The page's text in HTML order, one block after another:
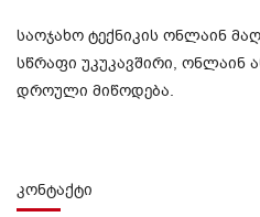
საოჯახო ტექნიკის ონლაინ
სწრაფი უკუკავშირი, ონლაინ
დროული მიწოდება.
კონტაქტი